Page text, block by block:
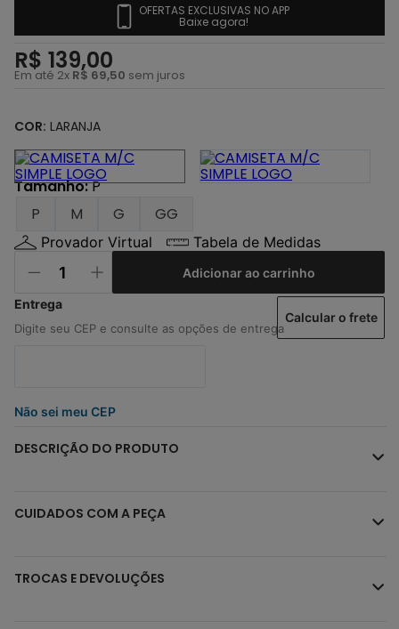
OFERTAS EXCLUSIVAS NO APP
Baixe agora!
R$ 139,00
Em até 2x R$ 69,50 sem juros
COR: LARANJA
Tamanho:P
P
M G GG
Provador Virtual Tabela de Medidas
Adicionar ao carrinho
Não sei meu CEP
Calcular o frete
DESCRIÇÃO DO PRODUTO
CUIDADOS COM A PEÇA
TROCAS E DEVOLUÇÕES
5º
calça
6º
shape
8º
camisa
9º
mochila
10º carteira